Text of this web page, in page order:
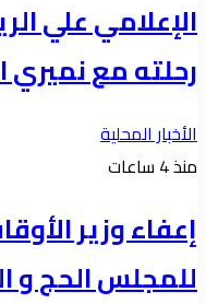
الإعلامي علي
رحلته مع نميري
الأخبار المحلية
منذ 4 ساعات
إعفاء وزير
للمجلس الحج و